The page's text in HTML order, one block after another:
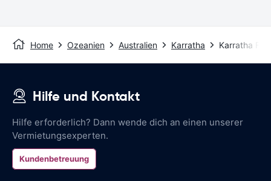
Home Ozeanien Australien Karratha Karratha
Hilfe und Kontakt
Hilfe erforderlich? Dann wende dich an einen unserer
Vermietungsexperten.
Kundenbetreuung